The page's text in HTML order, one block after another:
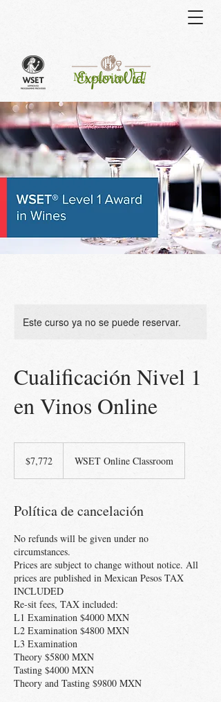
Mi carrito
Este curso ya no se puede reservar.
Cualificación Nivel 1
en Vinos Online
mexicanos
$7,772 WSET Online Classroom
Política de cancelación
No refunds will be given under no
circumstances.
Prices are subject to change without notice. All
prices are published in Mexican Pesos TAX
INCLUDED
Re-sit fees, TAX included:
L1 Examination $4000 MXN
L2 Examination $4800 MXN
L3 Examination
Theory $5800 MXN
Tasting $4000 MXN
Theory and Tasting $9800 MXN